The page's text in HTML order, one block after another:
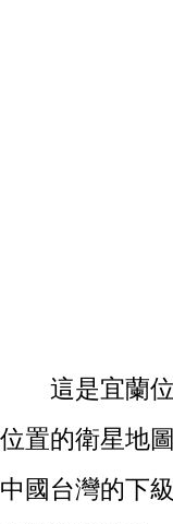
這是宜蘭
位置的衛星地
中國台灣的下